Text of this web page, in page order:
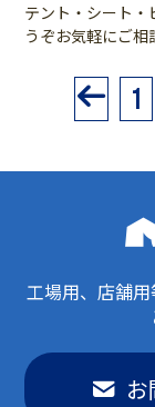
テント・シート
うぞお気軽にご相
1
工場用、店舗